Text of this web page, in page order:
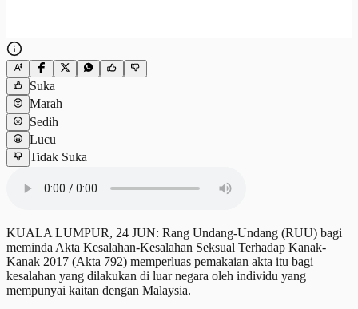
Suka
Marah
Sedih
Lucu
Tidak Suka
KUALA LUMPUR, 24 JUN: Rang Undang-Undang (RUU) bagi
meminda Akta Kesalahan-Kesalahan Seksual Terhadap Kanak-
Kanak 2017 (Akta 792) memperluas pemakaian akta itu bagi
kesalahan yang dilakukan di luar negara oleh individu yang
mempunyai kaitan dengan Malaysia.